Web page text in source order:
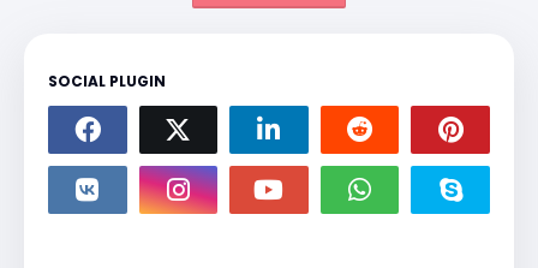
SOCIAL PLUGIN